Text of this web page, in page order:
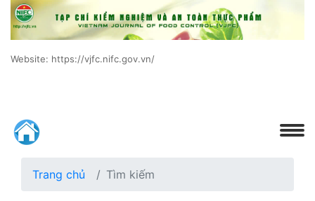
Website: https://vjfc.nifc.gov.vn/
Trang chủ Tìm kiếm